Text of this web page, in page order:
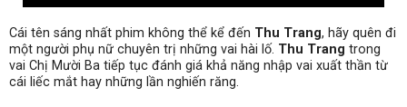
Cái tên sáng nhất phim không thể kể đến Thu Trang, hãy quên đi
một người phụ nữ chuyên trị những vai hài lố. Thu Trang trong
vai Chị Mười Ba tiếp tục đánh giá khả năng nhập vai xuất thần từ
cái liếc mắt hay những lần nghiến răng.